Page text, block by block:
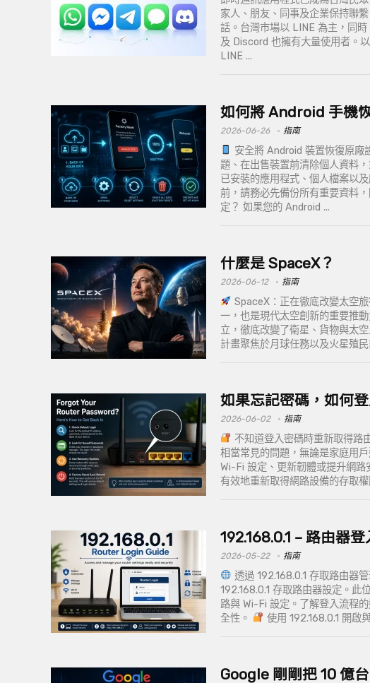
家人、朋友、同事及企業保持聯
話。台灣市場以 LINE 為主，同
及 Discord 也擁有大量使用者。
LINE ...
如何將 Android 手機
2026-06-26 指南
安全將 Android 裝置恢復原廠
題、在出售裝置前清除個人資料
已安裝的應用程式、個人檔案以
前，請務必先備份所有重要資料
定？ 如果您的 Android ...
什麼是 SpaceX？
2026-06-12 指南
SpaceX：正在徹底改變太空
一，也是現代太空創新的重要推
立，徹底改變了衛星、貨物與太
計畫聚焦於月球任務以及火星殖
如果忘記密碼，如何
2026-06-02 指南
不知道登入密碼時重新取得路
相當常見的問題，無論是家庭用
Wi-Fi 設定、更新韌體或提升網路
有效地重新取得網路設備的存取權
192.168.0.1 – 路由器
2026-05-22 指南
透過 192.168.0.1 存取路由器
192.168.0.1 存取路由器設定。此
路與 Wi-Fi 設定。了解登入流程
全性。
使用 192.168.0.1 開啟
Google 剛剛把 10 億